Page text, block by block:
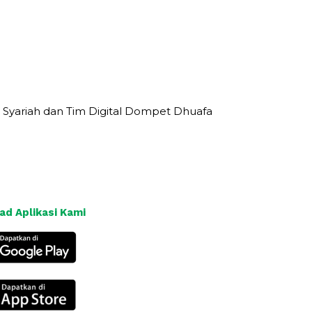
dan Tim Digital Dompet Dhuafa
Aplikasi Kami